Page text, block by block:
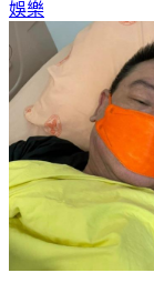
娛樂